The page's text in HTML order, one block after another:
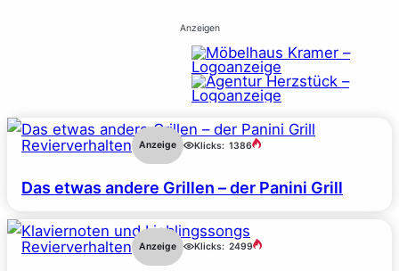
Anzeigen
Revierverhalten Anzeige Klicks: 1386
Das etwas andere Grillen – der Panini Grill
Revierverhalten Anzeige Klicks: 2499